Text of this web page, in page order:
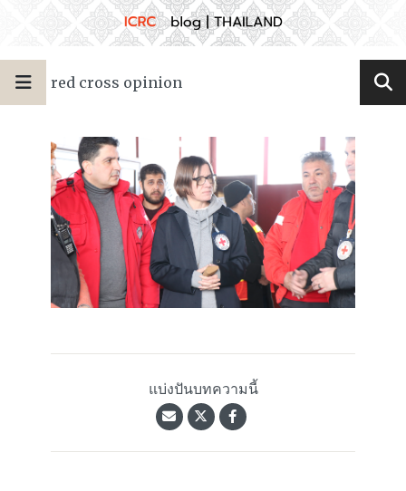
red cross opinion
แบ่งปันบทความนี้